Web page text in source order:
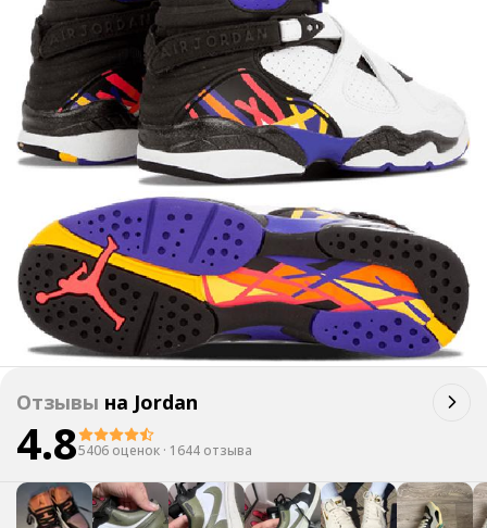
Отзывы на Jordan
4.85406 оценок · 1644 отзыва